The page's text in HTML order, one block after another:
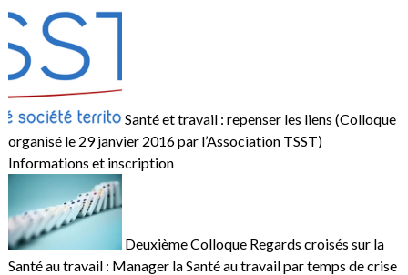
Santé et travail : repenser les liens (Colloque
organisé le 29 janvier 2016 par l’Association TSST)
Informations et inscription
Deuxième Colloque Regards croisés sur la
Santé au travail : Manager la Santé au travail par temps de crise